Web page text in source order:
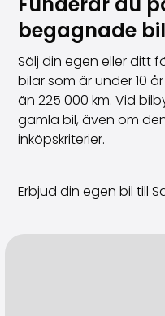
begagnade
Sälj din egen ellerditt
bilar som är under 10
än 225 000 km. Vid
gamla bil, även om
inköpskriterier.
Erbjud din egen bil till